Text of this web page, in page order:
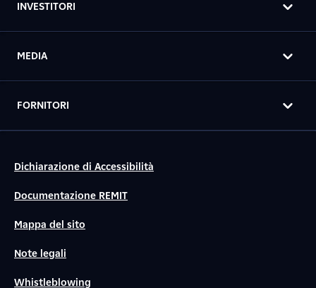
INVESTITORI
MEDIA
FORNITORI
Dichiarazione di Accessibilità
Documentazione REMIT
Mappa del sito
Note legali
Whistleblowing